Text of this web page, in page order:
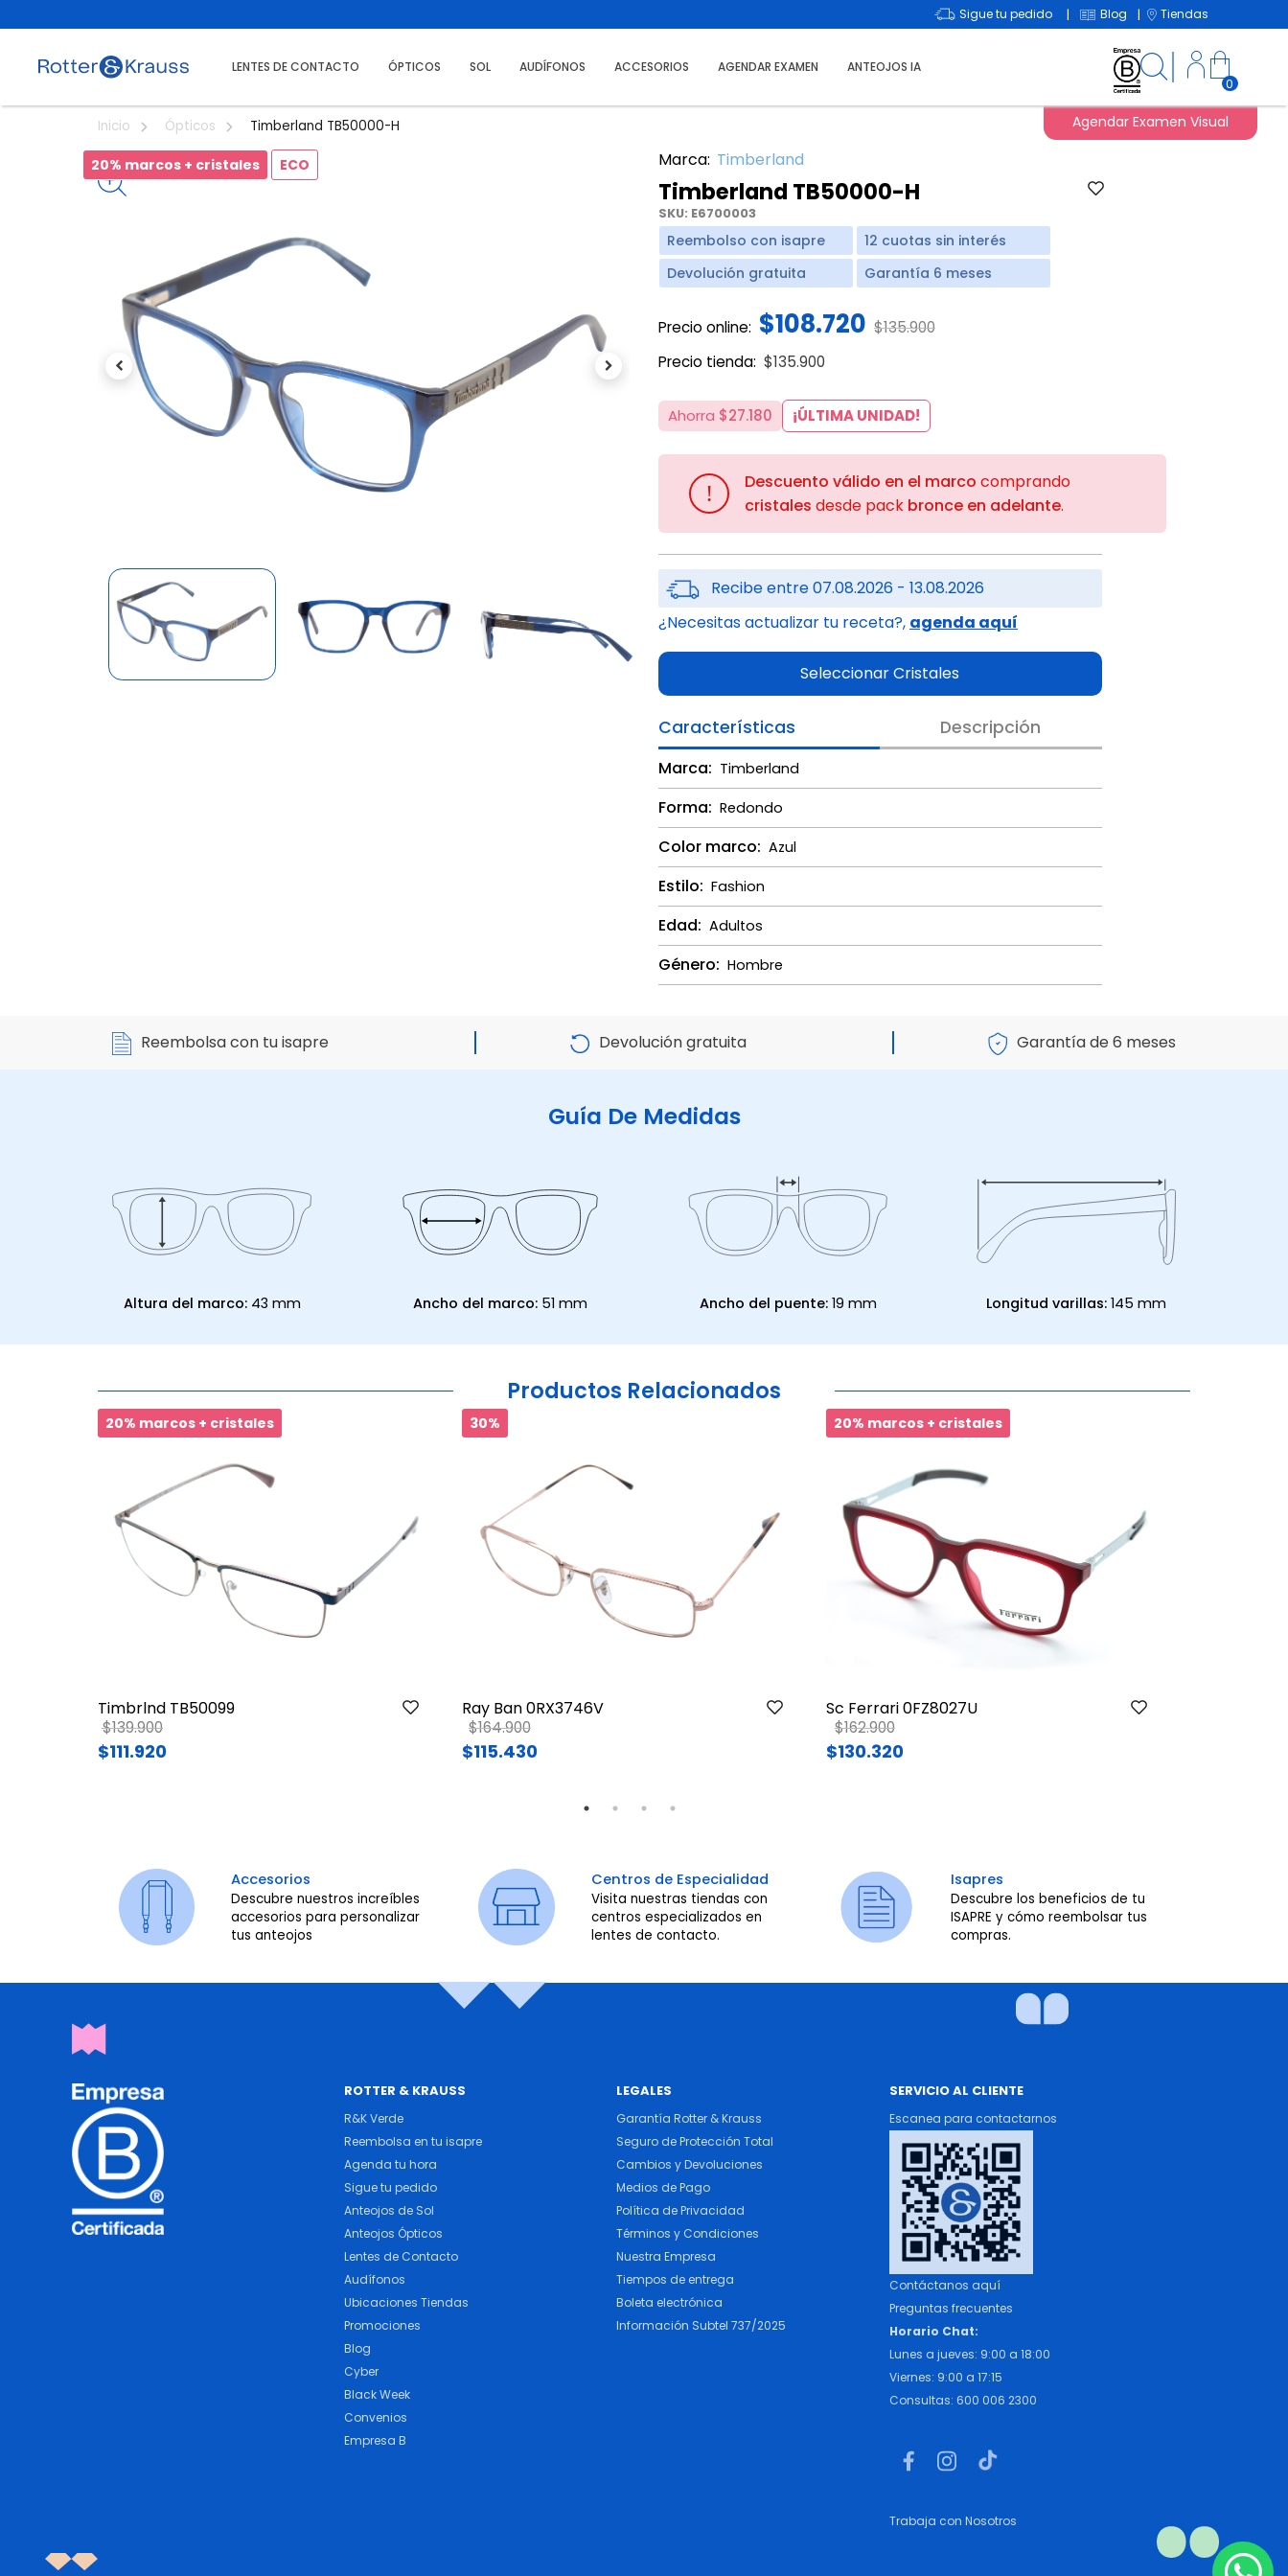
Sigue tu pedido | Blog | Tiendas
LENTES DE CONTACTO ÓPTICOS SOL AUDÍFONOS ACCESORIOS AGENDAR EXAMEN ANTEOJOS IA
0
Agendar Examen Visual
Inicio Ópticos Timberland TB50000-H
20% marcos + cristales ECO
Previous Next
Marca: Timberland
Timberland TB50000-H
SKU: E6700003
Reembolso con isapre
12 cuotas sin interés
Devolución gratuita
Garantía 6 meses
Precio online: $108.720 Price reduced from
$135.900to
Precio tienda:
Price reduced from
$135.900
Ahorra $27.180 ¡ÚLTIMA UNIDAD!
! Descuento válido en el marco comprando
cristales desde pack bronce en adelante.
Recibe entre 07.08.2026 - 13.08.2026
¿Necesitas actualizar tu receta?, agenda aquí
Seleccionar Cristales
Características Descripción
Marca: Timberland
Forma: Redondo
Color marco: Azul
Estilo: Fashion
Edad: Adultos
Género: Hombre
Reembolsa con tu isapre Devolución gratuita Garantía de 6 meses
Guía De Medidas
Altura del marco: 43 mm Ancho del marco: 51 mm Ancho del puente: 19 mm Longitud varillas: 145 mm
Productos Relacionados
20% marcos + cristales
Timbrlnd TB50099
Price reduced from
$139.900to
$111.920
30%
Ray Ban 0RX3746V
Price reduced from
$164.900to
$115.430
20% marcos + cristales
Sc Ferrari 0FZ8027U
Price reduced from
$162.900to
$130.320
Accesorios
Descubre nuestros increíbles
accesorios para personalizar
tus anteojos
Centros de Especialidad
Visita nuestras tiendas con
centros especializados en
lentes de contacto.
Isapres
Descubre los beneficios de tu
ISAPRE y cómo reembolsar tus
compras.
ROTTER & KRAUSS
R&K Verde
Reembolsa en tu isapre
Agenda tu hora
Sigue tu pedido
Anteojos de Sol
Anteojos Ópticos
Lentes de Contacto
Audífonos
Ubicaciones Tiendas
Promociones
Blog
Cyber
Black Week
Convenios
Empresa B
LEGALES
Garantía Rotter & Krauss
Seguro de Protección Total
Cambios y Devoluciones
Medios de Pago
Política de Privacidad
Términos y Condiciones
Nuestra Empresa
Tiempos de entrega
Boleta electrónica
Información Subtel 737/2025
SERVICIO AL CLIENTE
Escanea para contactarnos
Contáctanos aquí
Preguntas frecuentes
Horario Chat:
Lunes a jueves: 9:00 a 18:00
Viernes: 9:00 a 17:15
Consultas: 600 006 2300
Trabaja con Nosotros